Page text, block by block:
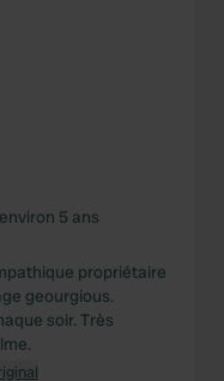
5 ans
propriétaire
geourgious.
soir. Très